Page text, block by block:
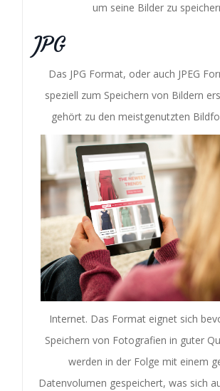
um seine Bilder zu
JPG
Das JPG Format, oder auch JPEG
speziell zum Speichern von Bildern
gehört zu den meistgenutzten Bild
Internet. Das Format eignet sich
Speichern von Fotografien in guter
werden in der Folge mit einem
Datenvolumen gespeichert, was sich